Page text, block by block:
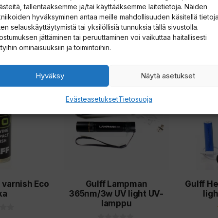
tallentaaksemme ja/tai käyttääksemme laitetietoja. Näiden
hyväksyminen antaa meille mahdollisuuden käsitellä
selauskäyttäytymistä tai yksilöllisiä tunnuksia tällä sivustolla.
jättäminen tai peruuttaminen voi vaikuttaa haitallisesti
ominaisuuksiin ja toimintoihin.
Hyväksy Näytä asetukset
EvästeasetuksetTietosuoja
€
5
:
t
ä
19,00€
Lisää ostoskoriin
:
Eco
Gulff Lampman
365nm/3w UV light UV-
lamppu
Gulff